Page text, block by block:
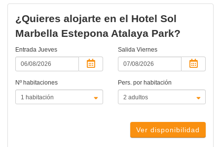
¿Quieres alojarte en el Hotel Sol
Marbella Estepona Atalaya Park?
Entrada Jueves Salida Viernes
Nº habitaciones Pers. por habitación
Ver disponibilidad